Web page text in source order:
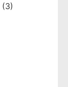
(3)